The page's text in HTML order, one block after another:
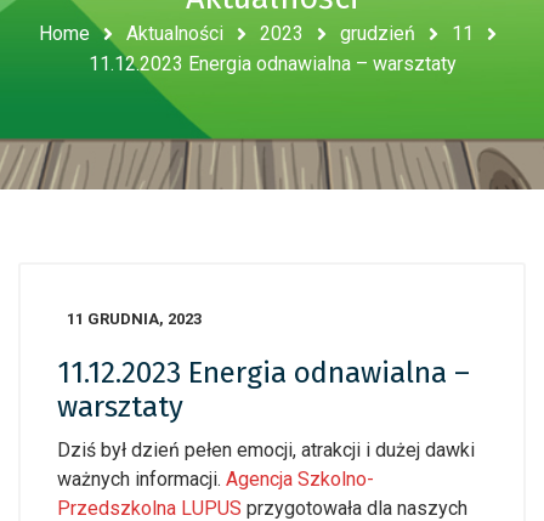
Home Aktualności 2023 grudzień
11
11.12.2023 Energia odnawialna – warsztaty
11 GRUDNIA, 2023
11.12.2023 Energia odnawialna –
warsztaty
Dziś był dzień pełen emocji, atrakcji i dużej dawki
ważnych informacji. Agencja Szkolno-
Przedszkolna LUPUS przygotowała dla naszych